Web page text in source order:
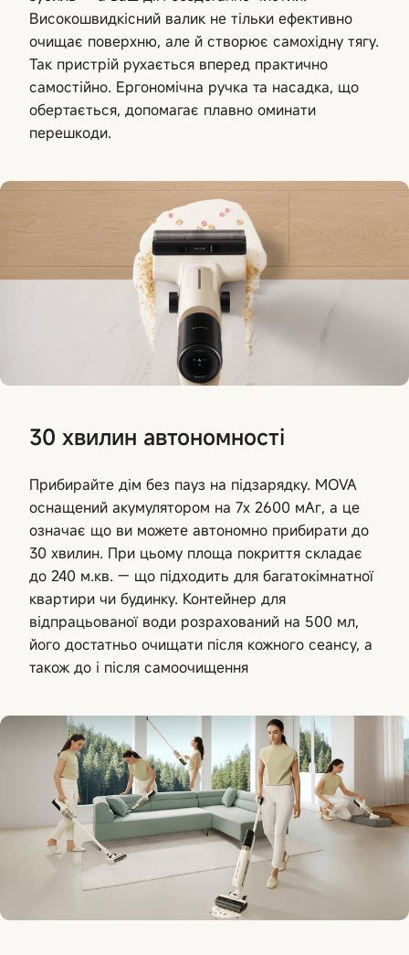
Високошвидкісний валик не тільки ефективно
очищає поверхню, але й створює самохідну тягу.
Так пристрій рухається вперед практично
самостійно. Ергономічна ручка та насадка, що
обертається, допомагає плавно оминати
перешкоди.
30 хвилин автономності
Прибирайте дім без пауз на підзарядку. MOVA
оснащений акумулятором на 7x 2600 мАг, а це
означає що ви можете автономно прибирати до
30 хвилин. При цьому площа покриття складає
до 240 м.кв. — що підходить для багатокімнатної
квартири чи будинку. Контейнер для
відпрацьованої води розрахований на 500 мл,
його достатньо очищати після кожного сеансу, а
також до і після самоочищення